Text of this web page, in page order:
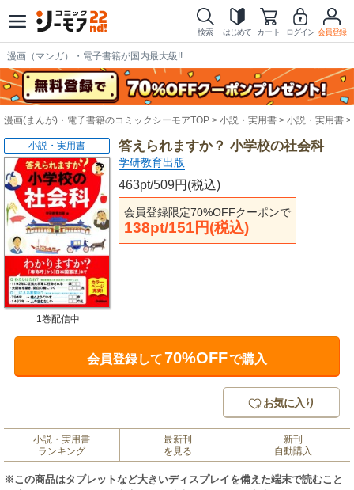
検索 はじめて カート ログイン 会員登録
漫画（マンガ）・電子書籍が国内最大級!!
漫画(まんが)・電子書籍のコミックシーモアTOP 小説・実用書 小説・実用書
答えられますか？ 小学校の社会科
学研教育出版
463pt/509円(税込)
会員登録限定70%OFFクーポンで
138pt/151円(税込)
小説・実用書
1巻配信中
会員登録して70%OFFで購入
お気に入り
小説・実用書
ランキング
最新刊
を見る
新刊
自動購入
※この商品はタブレットなど大きいディスプレイを備えた端末で読むこと